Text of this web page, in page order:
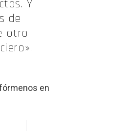
Y
de
otro
en